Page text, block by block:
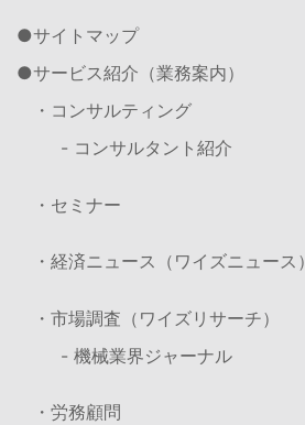
サイトマップ
サービス紹介（業務案内）
・コンサルティング
- コンサルタント紹介
・セミナー
・経済ニュース（ワイズニュース）
・市場調査（ワイズリサーチ）
- 機械業界ジャーナル
・労務顧問